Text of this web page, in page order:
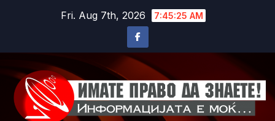
Fri. Aug 7th, 2026 7:45:28 AM